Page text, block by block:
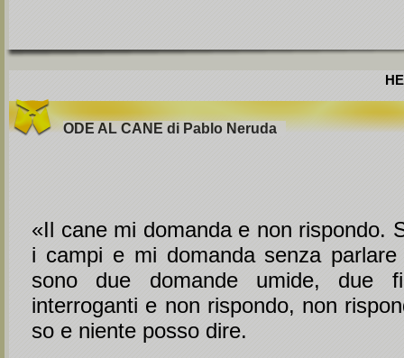
ODE AL CANE di Pablo Neruda
«Il cane mi domanda e non rispondo.
i campi e mi domanda senza
sono due domande umide, due
interroganti e non rispondo, non
so e niente posso dire.